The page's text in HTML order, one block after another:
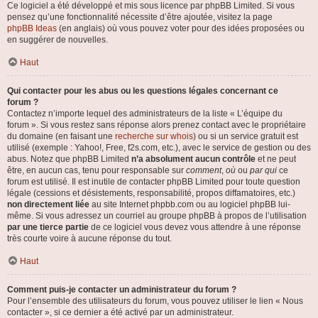
Ce logiciel a été développé et mis sous licence par phpBB Limited. Si vous
pensez qu’une fonctionnalité nécessite d’être ajoutée, visitez la page
phpBB Ideas (en anglais) où vous pouvez voter pour des idées proposées ou
en suggérer de nouvelles.
Haut
Qui contacter pour les abus ou les questions légales concernant ce
forum ?
Contactez n’importe lequel des administrateurs de la liste « L’équipe du
forum ». Si vous restez sans réponse alors prenez contact avec le propriétaire
du domaine (en faisant une recherche sur whois) ou si un service gratuit est
utilisé (exemple : Yahoo!, Free, f2s.com, etc.), avec le service de gestion ou des
abus. Notez que phpBB Limited n’a absolument aucun contrôle et ne peut
être, en aucun cas, tenu pour responsable sur comment, où ou par qui ce
forum est utilisé. Il est inutile de contacter phpBB Limited pour toute question
légale (cessions et désistements, responsabilité, propos diffamatoires, etc.)
non directement liée au site Internet phpbb.com ou au logiciel phpBB lui-
même. Si vous adressez un courriel au groupe phpBB à propos de l’utilisation
par une tierce partie de ce logiciel vous devez vous attendre à une réponse
très courte voire à aucune réponse du tout.
Haut
Comment puis-je contacter un administrateur du forum ?
Pour l’ensemble des utilisateurs du forum, vous pouvez utiliser le lien « Nous
contacter », si ce dernier a été activé par un administrateur.